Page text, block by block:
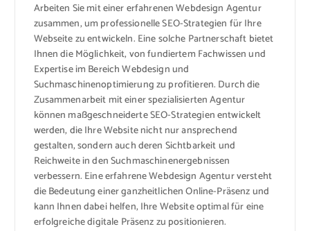
Arbeiten Sie mit einer erfahrenen Webdesign Agentur
zusammen, um professionelle SEO-Strategien für Ihre
Webseite zu entwickeln. Eine solche Partnerschaft bietet
Ihnen die Möglichkeit, von fundiertem Fachwissen und
Expertise im Bereich Webdesign und
Suchmaschinenoptimierung zu profitieren. Durch die
Zusammenarbeit mit einer spezialisierten Agentur
können maßgeschneiderte SEO-Strategien entwickelt
werden, die Ihre Website nicht nur ansprechend
gestalten, sondern auch deren Sichtbarkeit und
Reichweite in den Suchmaschinenergebnissen
verbessern. Eine erfahrene Webdesign Agentur versteht
die Bedeutung einer ganzheitlichen Online-Präsenz und
kann Ihnen dabei helfen, Ihre Website optimal für eine
erfolgreiche digitale Präsenz zu positionieren.